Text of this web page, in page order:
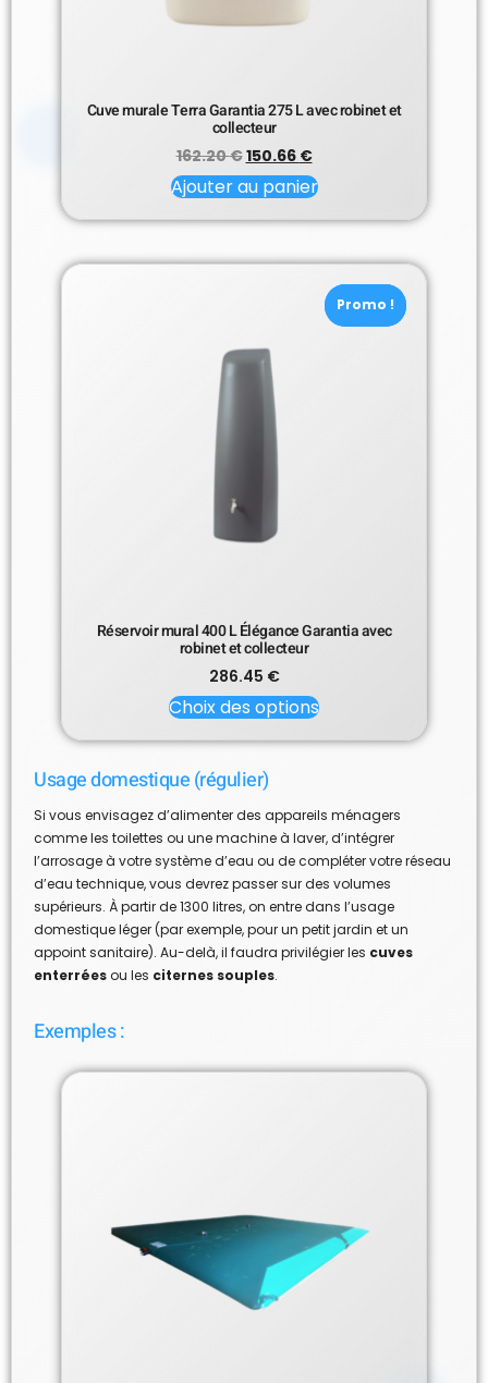
Cuve murale Terra Garantia 275 L avec robinet et
collecteur
162.20€150.66 €
Ajouter au panier
Promo !
Promo !
Réservoir mural 400 L Élégance Garantia avec
robinet et collecteur
286.45 €
Choix des options
Usage domestique (régulier)
Si vous envisagez d’alimenter des appareils ménagers
comme les toilettes ou une machine à laver, d’intégrer
l’arrosage à votre système d’eau ou de compléter votre réseau
d’eau technique, vous devrez passer sur des volumes
supérieurs. À partir de 1300 litres, on entre dans l’usage
domestique léger (par exemple, pour un petit jardin et un
appoint sanitaire). Au-delà, il faudra privilégier les cuves
enterréesou les citernes souples.
Exemples :